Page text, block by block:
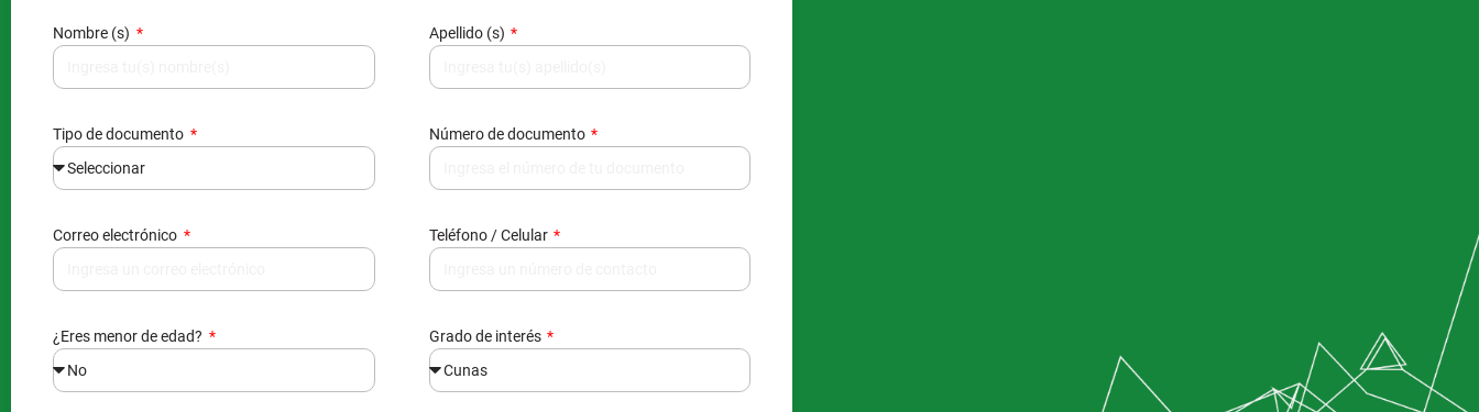
Nombre (s) Apellido (s)
Tipo de documento Número de documento
Correo electrónico Teléfono / Celular
¿Eres menor de edad? Grado de interés